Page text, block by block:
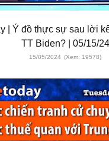
| Ý đồ thực sự sau lời
TT Biden? | 05/15/24
15/05/2024 (Xem: 19578)